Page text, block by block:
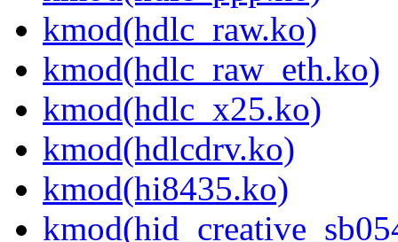
kmod(hdlc_raw.ko)
kmod(hdlc_raw_eth.ko)
kmod(hdlc_x25.ko)
kmod(hdlcdrv.ko)
kmod(hi8435.ko)